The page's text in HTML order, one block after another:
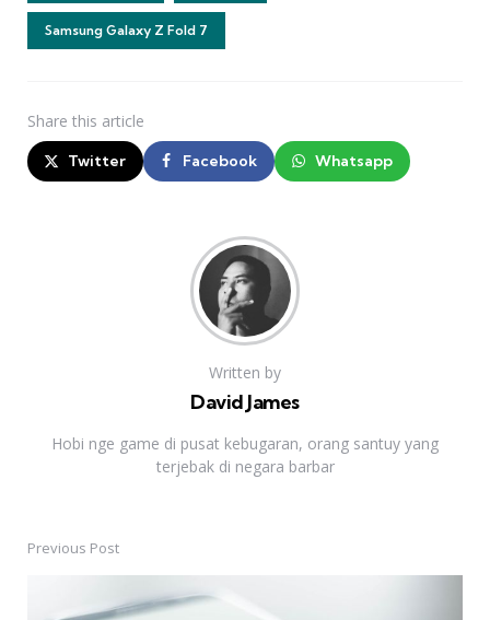
Samsung Galaxy Z Fold 7
Share this article
Twitter Facebook Whatsapp
Written by
David James
Hobi nge game di pusat kebugaran, orang santuy yang
terjebak di negara barbar
Post
navigation
Previous Post